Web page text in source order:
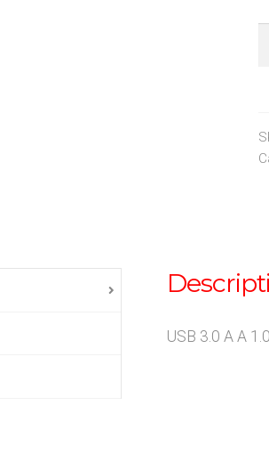
-
>
USB 3.0 A A